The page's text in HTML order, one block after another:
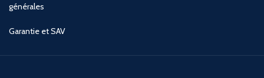
générales
Garantie et SAV